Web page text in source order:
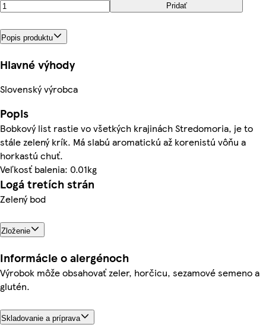
Pridať
Popis produktu
Hlavné výhody
Slovenský výrobca
Popis
Bobkový list rastie vo všetkých krajinách Stredomoria, je to
stále zelený krík. Má slabú aromatickú až korenistú vôňu a
horkastú chuť.
Veľkosť balenia: 0.01kg
Logá tretích strán
Zelený bod
Zloženie
Informácie o alergénoch
Výrobok môže obsahovať zeler, horčicu, sezamové semeno a
glutén.
Skladovanie a príprava